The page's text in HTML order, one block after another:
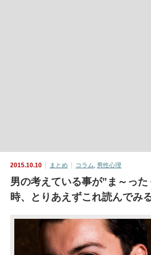
2015.10.10 まとめ コラム, 男性心理
男の考えている事が”ま～っ
時、とりあえずこれ読んでみ